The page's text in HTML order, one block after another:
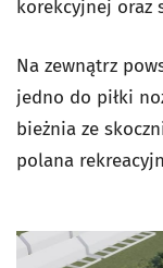
korekcyjnej oraz
Na zewnątrz
jedno do piłki
bieżnia ze
polana